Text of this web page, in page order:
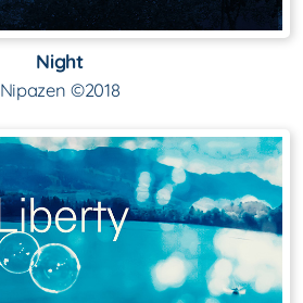
Night
Nipazen ©2018